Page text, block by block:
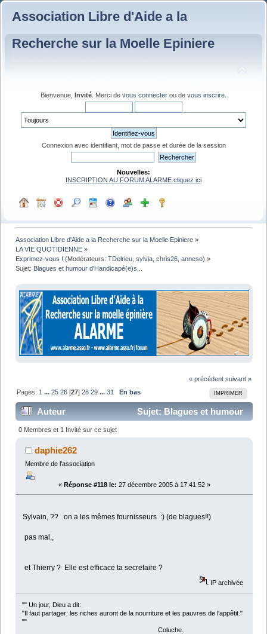
Association Libre d'Aide a la
Recherche sur la Moelle Epiniere
Bienvenue, Invité . Merci de vous connecter ou de vous inscrire
Connexion avec identifiant, mot de passe et durée de la session
Nouvelles:
INSCRIPTION AU FORUM ALARME cliquez ici
Association Libre d'Aide a la Recherche sur la Moelle Epiniere »
LA VIE QUOTIDIENNE »
Exprimez-vous ! (Modérateurs:TDelrieu ,sylvia ,chris26 ,anneso) »
Sujet: Blagues et humour d'Handicapé(e)s...
« précédent suivant »
IMPRIMER
Pages: 1 ...25 26 [27]28 29 ...31 En bas
Auteur
Sujet: Blagues et humour
d'Handicapé(e)s... (Lu 637358 fois)
0 Membres et 1 Invité sur ce sujet
daphie262
Membre de l'association
« Réponse #118 le: 27 décembre 2005 à 17:41:52 »
Sylvain, ?? on a les mêmes fournisseurs :) (de blagues!!)
pas mal,,
et Thierry ? Elle est efficace ta secretaire ?
IP archivée
"" Un jour, Dieu a dit:
"Il faut partager: les riches auront de la nourriture et les pauvres de l'appêtit."
""
Coluche.